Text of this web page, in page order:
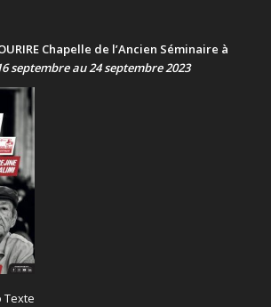
Chapelle de l’Ancien Séminaire à
septembre au 24 septembre 2023
Texte